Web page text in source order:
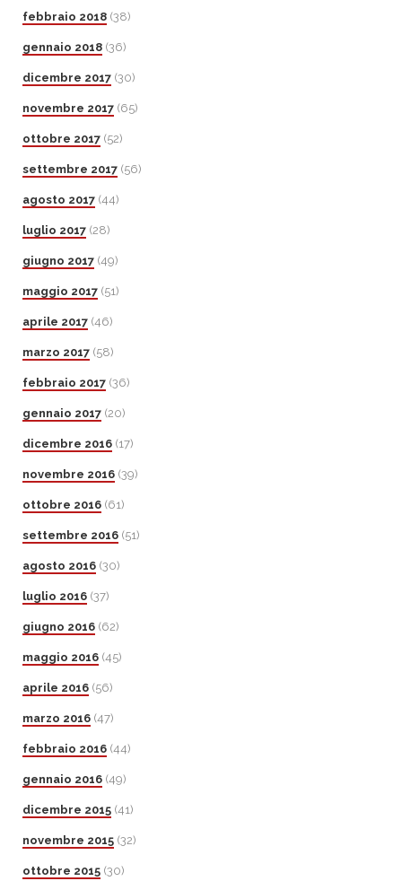
febbraio 2018 (38)
gennaio 2018 (36)
dicembre 2017 (30)
novembre 2017 (65)
ottobre 2017 (52)
settembre 2017 (56)
agosto 2017 (44)
luglio 2017 (28)
giugno 2017 (49)
maggio 2017 (51)
aprile 2017 (46)
marzo 2017 (58)
febbraio 2017 (36)
gennaio 2017 (20)
dicembre 2016 (17)
novembre 2016 (39)
ottobre 2016 (61)
settembre 2016 (51)
agosto 2016 (30)
luglio 2016 (37)
giugno 2016 (62)
maggio 2016 (45)
aprile 2016 (56)
marzo 2016 (47)
febbraio 2016 (44)
gennaio 2016 (49)
dicembre 2015 (41)
novembre 2015 (32)
ottobre 2015 (30)